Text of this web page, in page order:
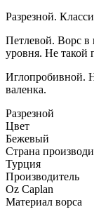
Разрезной.
Петлевой. Ворс в
уровня. Не такой
Иглопробивной.
валенка.
Разрезной
Цвет
Бежевый
Страна
Турция
Производитель
Oz Caplan
Материал ворса